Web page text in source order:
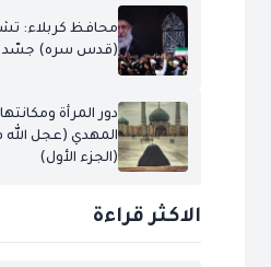
محافظ كربلاء:
(قدس سره) جسّد
دور المرأة
المهدي (عجل
(الجزء الأول)
الاكثر قراءة